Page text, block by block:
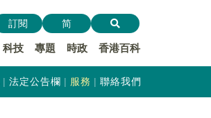
科技 專題 時政 香港百科
訂閱 简
法定公告欄 服務 聯絡我們